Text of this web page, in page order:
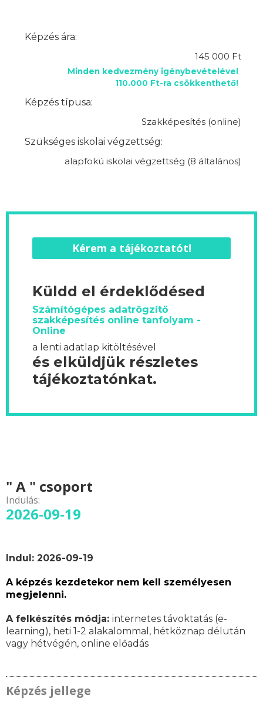
Képzés ára:
145 000 Ft
Minden kedvezmény igénybevételével
110.000 Ft-ra csökkenthető!
Képzés típusa:
Szakképesítés (online)
Szükséges iskolai végzettség:
alapfokú iskolai végzettség (8 általános)
Kérem a tájékoztatót!
Küldd el érdeklődésed
Számítógépes adatrögzítő
szakképesítés online tanfolyam -
Online
a lenti adatlap kitöltésével
és elküldjük részletes
tájékoztatónkat.
" A " csoport
Indulás:
2026-09-19
Indul: 2026-09-19
A képzés kezdetekor nem kell személyesen
megjelenni.
A felkészítés módja: internetes távoktatás (e-
learning), heti 1-2 alakalommal, hétköznap délután
vagy hétvégén, online előadás
Képzés jellege